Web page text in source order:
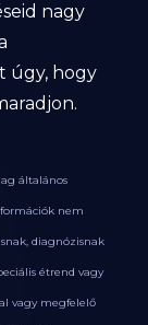
nagy
úgy, hogy
általános
nem
diagnózisnak
étrend vagy
vagy megfelelő